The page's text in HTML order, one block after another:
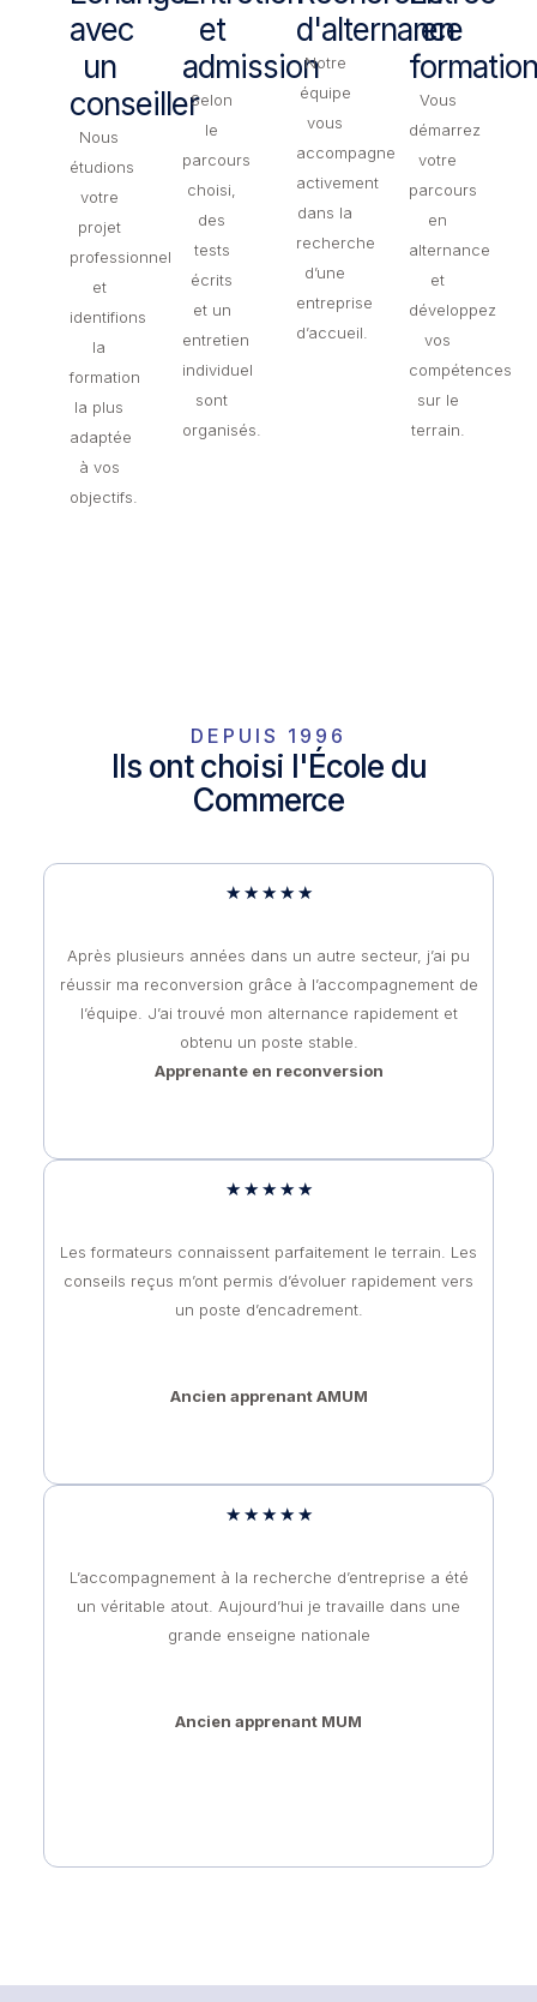
avec
un
conseiller
Nous
étudions
votre
projet
professionnel
et
identifions
la
formation
la plus
adaptée
à vos
objectifs.
et
admission
Selon
le
parcours
choisi,
des
tests
écrits
et un
entretien
individuel
sont
organisés.
d'alternance
Notre
équipe
vous
accompagne
activement
dans la
recherche
d’une
entreprise
d’accueil.
en
formation
Vous
démarrez
votre
parcours
en
alternance
et
développez
vos
compétences
sur le
terrain.
DEPUIS 1996
Ils ont choisi l'École du
Commerce
★ ★ ★ ★ ★
Après plusieurs années dans un autre secteur, j’ai pu
réussir ma reconversion grâce à l’accompagnement de
l’équipe. J’ai trouvé mon alternance rapidement et
obtenu un poste stable.
Apprenante en reconversion
★ ★ ★ ★ ★
Les formateurs connaissent parfaitement le terrain. Les
conseils reçus m’ont permis d’évoluer rapidement vers
un poste d’encadrement.
Ancien apprenant AMUM
★ ★ ★ ★ ★
L’accompagnement à la recherche d’entreprise a été
un véritable atout. Aujourd’hui je travaille dans une
grande enseigne nationale
Ancien apprenant MUM